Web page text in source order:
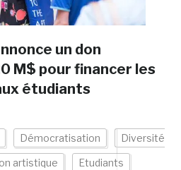
un don
M$ pour financer les
étudiants
Démocratisation Diversité
artistique Etudiants